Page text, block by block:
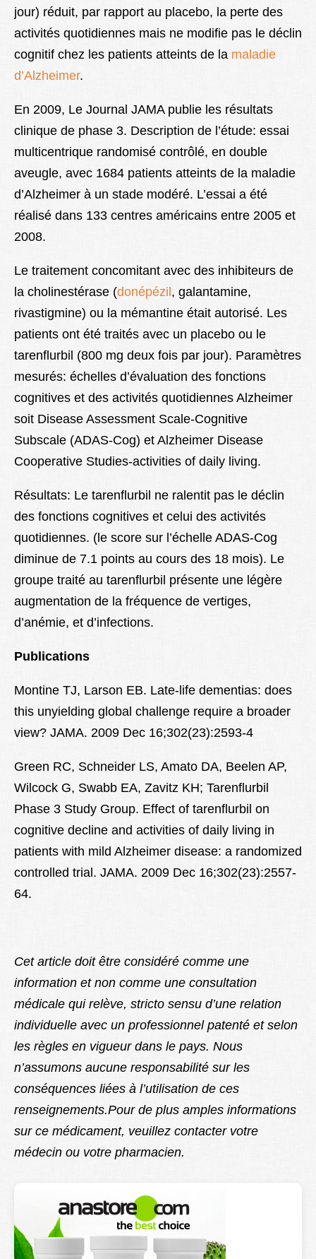
jour) réduit, par rapport au placebo, la perte des
activités quotidiennes mais ne modifie pas le déclin
cognitif chez les patients atteints de la maladie
d’Alzheimer.
En 2009, Le Journal JAMA publie les résultats
clinique de phase 3. Description de l’étude: essai
multicentrique randomisé contrôlé, en double
aveugle, avec 1684 patients atteints de la maladie
d’Alzheimer à un stade modéré. L’essai a été
réalisé dans 133 centres américains entre 2005 et
2008.
Le traitement concomitant avec des inhibiteurs de
la cholinestérase (donépézil , galantamine,
rivastigmine) ou la mémantine était autorisé. Les
patients ont été traités avec un placebo ou le
tarenflurbil (800 mg deux fois par jour). Paramètres
mesurés: échelles d’évaluation des fonctions
cognitives et des activités quotidiennes Alzheimer
soit Disease Assessment Scale-Cognitive
Subscale (ADAS-Cog) et Alzheimer Disease
Cooperative Studies-activities of daily living.
Résultats: Le tarenflurbil ne ralentit pas le déclin
des fonctions cognitives et celui des activités
quotidiennes. (le score sur l’échelle ADAS-Cog
diminue de 7.1 points au cours des 18 mois). Le
groupe traité au tarenflurbil présente une légère
augmentation de la fréquence de vertiges,
d’anémie, et d’infections.
Publications
Montine TJ, Larson EB. Late-life dementias: does
this unyielding global challenge require a broader
view? JAMA. 2009 Dec 16;302(23):2593-4
Green RC, Schneider LS, Amato DA, Beelen AP,
Wilcock G, Swabb EA, Zavitz KH; Tarenflurbil
Phase 3 Study Group. Effect of tarenflurbil on
cognitive decline and activities of daily living in
patients with mild Alzheimer disease: a randomized
controlled trial. JAMA. 2009 Dec 16;302(23):2557-
64.
Cet article doit être considéré comme une
information et non comme une consultation
médicale qui relève, stricto sensu d’une relation
individuelle avec un professionnel patenté et selon
les règles en vigueur dans le pays. Nous
n’assumons aucune responsabilité sur les
conséquences liées à l’utilisation de ces
renseignements.Pour de plus amples informations
sur ce médicament, veuillez contacter votre
médecin ou votre pharmacien.